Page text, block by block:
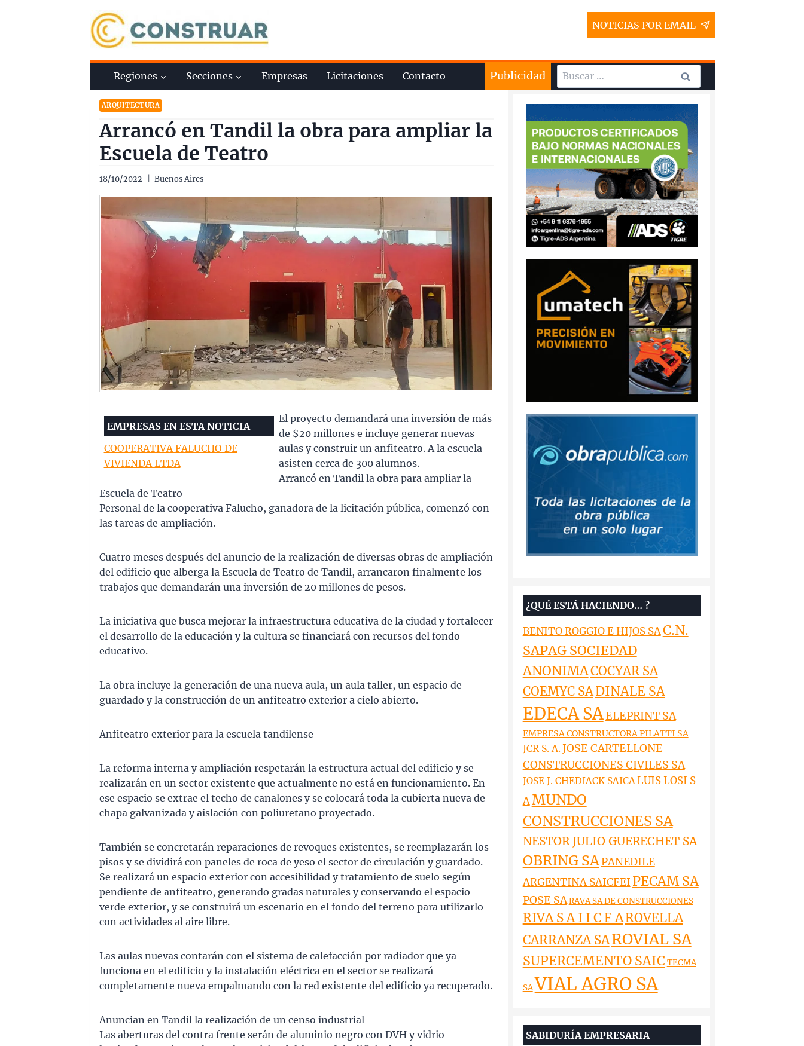
NOTICIAS POR EMAIL
Regiones Secciones Empresas Licitaciones Contacto Publicidad Buscar:
ARQUITECTURA
Arrancó en Tandil la obra para ampliar la
Escuela de Teatro
18/10/2022 Buenos Aires
EMPRESAS EN ESTA NOTICIA
COOPERATIVA FALUCHO DE
VIVIENDA LTDA
El proyecto demandará una inversión de más
de $20 millones e incluye generar nuevas
aulas y construir un anfiteatro. A la escuela
asisten cerca de 300 alumnos.
Arrancó en Tandil la obra para ampliar la
Escuela de Teatro
Personal de la cooperativa Falucho, ganadora de la licitación pública, comenzó con
las tareas de ampliación.
Cuatro meses después del anuncio de la realización de diversas obras de ampliación
del edificio que alberga la Escuela de Teatro de Tandil, arrancaron finalmente los
trabajos que demandarán una inversión de 20 millones de pesos.
La iniciativa que busca mejorar la infraestructura educativa de la ciudad y fortalecer
el desarrollo de la educación y la cultura se financiará con recursos del fondo
educativo.
La obra incluye la generación de una nueva aula, un aula taller, un espacio de
guardado y la construcción de un anfiteatro exterior a cielo abierto.
Anfiteatro exterior para la escuela tandilense
La reforma interna y ampliación respetarán la estructura actual del edificio y se
realizarán en un sector existente que actualmente no está en funcionamiento. En
ese espacio se extrae el techo de canalones y se colocará toda la cubierta nueva de
chapa galvanizada y aislación con poliuretano proyectado.
También se concretarán reparaciones de revoques existentes, se reemplazarán los
pisos y se dividirá con paneles de roca de yeso el sector de circulación y guardado.
Se realizará un espacio exterior con accesibilidad y tratamiento de suelo según
pendiente de anfiteatro, generando gradas naturales y conservando el espacio
verde exterior, y se construirá un escenario en el fondo del terreno para utilizarlo
con actividades al aire libre.
Las aulas nuevas contarán con el sistema de calefacción por radiador que ya
funciona en el edificio y la instalación eléctrica en el sector se realizará
completamente nueva empalmando con la red existente del edificio ya recuperado.
Anuncian en Tandil la realización de un censo industrial
Las aberturas del contra frente serán de aluminio negro con DVH y vidrio
¿QUÉ ESTÁ HACIENDO… ?
BENITO ROGGIO E HIJOS SAC.N.
SAPAG SOCIEDAD
ANONIMACOCYAR SA
COEMYC SADINALE SA
EDECA SAELEPRINT SA
EMPRESA CONSTRUCTORA PILATTI SA
JCR S. A.JOSE CARTELLONE
CONSTRUCCIONES CIVILES SA
JOSE J. CHEDIACK SAICALUIS LOSI S
AMUNDO
CONSTRUCCIONES SA
NESTOR JULIO GUERECHET SA
OBRING SAPANEDILE
ARGENTINA SAICFEI PECAM SA
POSE SARAVA SA DE CONSTRUCCIONES
RIVA S A I I C F AROVELLA
CARRANZA SAROVIAL SA
SUPERCEMENTO SAIC TECMA
SAVIAL AGRO SA
SABIDURÍA EMPRESARIA